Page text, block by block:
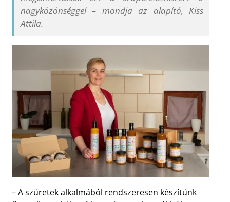
nagyközönséggel– mondja az alapító, Kiss
Attila.
– A szüretek alkalmából rendszeresen készítünk